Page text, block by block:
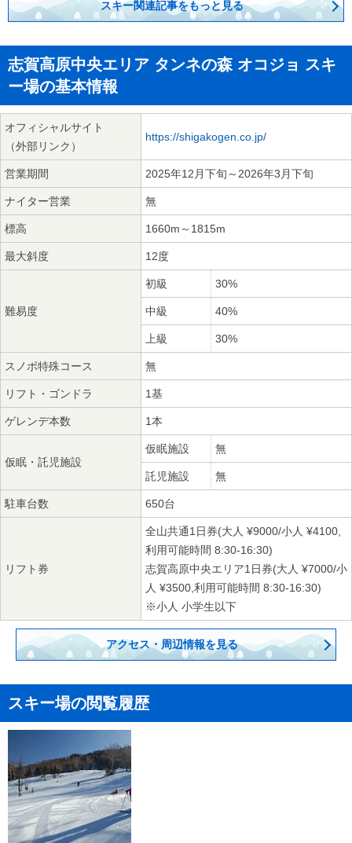
スキー関連記事をもっと見る
志賀高原中央エリア タンネの森 オコジョ スキ
ー場の基本情報
オフィシャルサイト
（外部リンク）
https://shigakogen.co.jp/
営業期間 2025年12月下旬～2026年3月下旬
ナイター営業 無
標高 1660m～1815m
最大斜度 12度
難易度
初級 30%
中級 40%
上級 30%
スノボ特殊コース 無
リフト・ゴンドラ 1基
ゲレンデ本数 1本
仮眠・託児施設
仮眠施設 無
託児施設 無
駐車台数 650台
リフト券
全山共通1日券(大人 ¥9000/小人 ¥4100,
利用可能時間 8:30-16:30)
志賀高原中央エリア1日券(大人 ¥7000/小
人 ¥3500,利用可能時間 8:30-16:30)
※小人 小学生以下
アクセス・周辺情報を見る
スキー場の閲覧履歴